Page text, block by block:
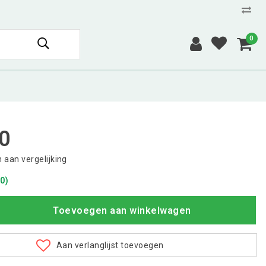
0
aan vergelijking
Toevoegen aan winkelwagen
Aan verlanglijst toevoegen